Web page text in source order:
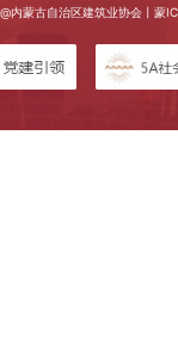
内蒙古自治区建筑业协会丨蒙